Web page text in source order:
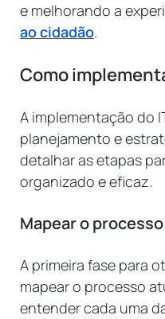
e melhorando a
ao cidadão.
Como
A implementação do
planejamento e
detalhar as etapas
organizado e eficaz.
Mapear o
A primeira fase para
mapear o processo
entender cada uma